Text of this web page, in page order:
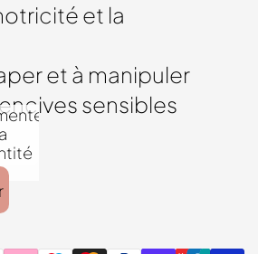
et la
et à manipuler
sensibles